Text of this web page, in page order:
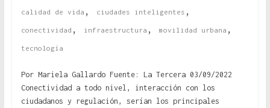
calidad de vida , ciudades inteligentes ,
conectividad , infraestructura , movilidad urbana ,
tecnología
Por Mariela Gallardo Fuente: La Tercera 03/09/2022
Conectividad a todo nivel, interacción con los
ciudadanos y regulación, serían los principales